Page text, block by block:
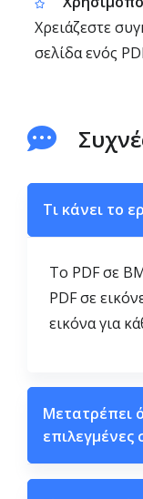
Χρειάζεστε
σελίδα ενός
Τι κάνει το
Το PDF σε
PDF σε
εικόνα για
Μετατρέπει
επιλεγμένες